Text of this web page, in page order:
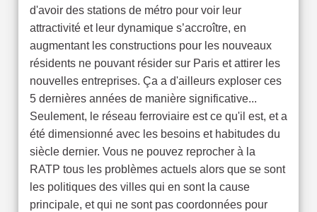
d'avoir des stations de métro pour voir leur
attractivité et leur dynamique s’accroître, en
augmentant les constructions pour les nouveaux
résidents ne pouvant résider sur Paris et attirer les
nouvelles entreprises. Ça a d'ailleurs exploser ces
5 dernières années de manière significative...
Seulement, le réseau ferroviaire est ce qu'il est, et a
été dimensionné avec les besoins et habitudes du
siècle dernier. Vous ne pouvez reprocher à la
RATP tous les problèmes actuels alors que se sont
les politiques des villes qui en sont la cause
principale, et qui ne sont pas coordonnées pour